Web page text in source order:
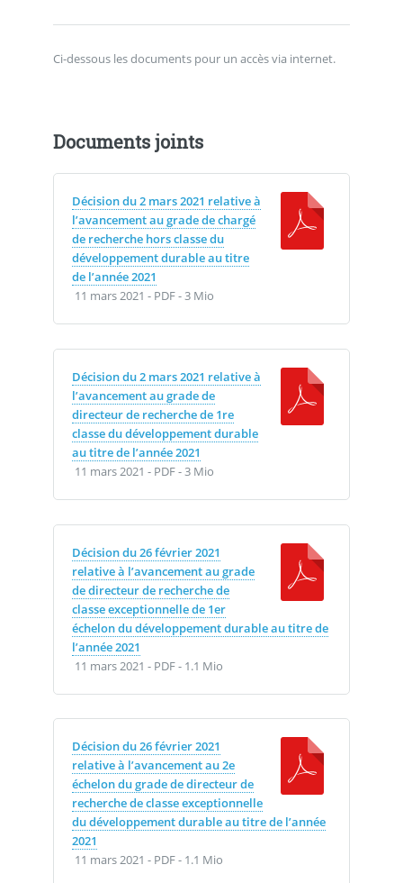
Ci-dessous les documents pour un accès via internet.
Documents joints
Décision du 2 mars 2021 relative à
l’avancement au grade de chargé
de recherche hors classe du
développement durable au titre
de l’année 2021
11 mars 2021 - PDF-3 Mio
Décision du 2 mars 2021 relative à
l’avancement au grade de
directeur de recherche de 1re
classe du développement durable
au titre de l’année 2021
11 mars 2021 - PDF-3 Mio
Décision du 26 février 2021
relative à l’avancement au grade
de directeur de recherche de
classe exceptionnelle de 1er
échelon du développement durable au titre de
l’année 2021
11 mars 2021 - PDF- 1.1 Mio
Décision du 26 février 2021
relative à l’avancement au 2e
échelon du grade de directeur de
recherche de classe exceptionnelle
du développement durable au titre de l’année
2021
11 mars 2021 - PDF- 1.1 Mio